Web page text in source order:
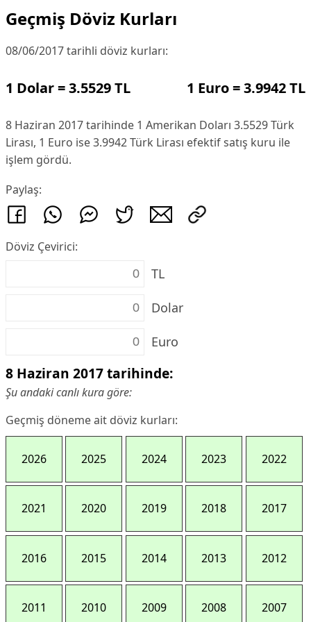
Geçmiş Döviz Kurları
08/06/2017 tarihli döviz kurları:
1 Dolar = 3.5529 TL 1 Euro = 3.9942 TL
8 Haziran 2017 tarihinde 1 Amerikan Doları 3.5529 Türk
Lirası, 1 Euro ise 3.9942 Türk Lirası efektif satış kuru ile
işlem gördü.
Paylaş:
Döviz Çevirici:
TL
Dolar
Euro
8 Haziran 2017 tarihinde:
Şu andaki canlı kura göre:
Geçmiş döneme ait döviz kurları:
2026 2025 2024 2023 2022
2021 2020 2019 2018 2017
2016 2015 2014 2013 2012
2011 2010 2009 2008 2007